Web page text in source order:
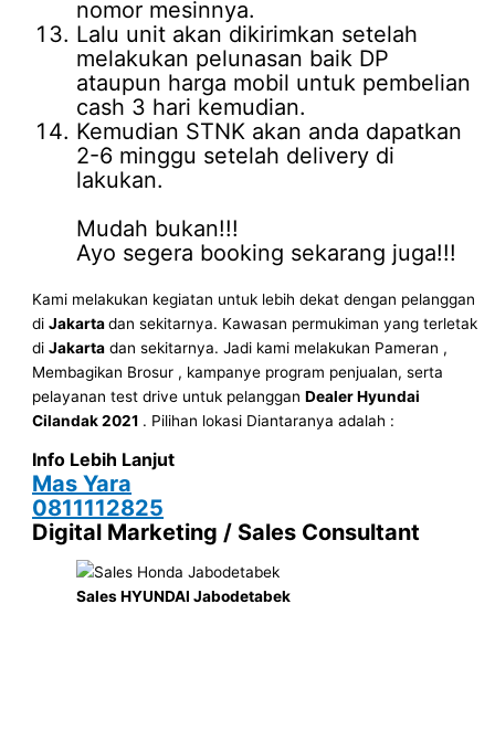
nomor mesinnya.
Lalu unit akan dikirimkan setelah
melakukan pelunasan baik DP
ataupun harga mobil untuk pembelian
cash 3 hari kemudian.
Kemudian STNK akan anda dapatkan
2-6 minggu setelah delivery di
lakukan.
Mudah bukan!!!
Ayo segera booking sekarang juga!!!
Kami melakukan kegiatan untuk lebih dekat dengan pelanggan
diJakartadan sekitarnya. Kawasan permukiman yang terletak
diJakarta dan sekitarnya. Jadi kami melakukan Pameran ,
Membagikan Brosur , kampanye program penjualan, serta
pelayanan test drive untuk pelangganDealer Hyundai
Cilandak 2021 . Pilihan lokasi Diantaranya adalah :
Info Lebih Lanjut
Mas Yara
0811112825
Digital Marketing / Sales Consultant
Sales HYUNDAI Jabodetabek